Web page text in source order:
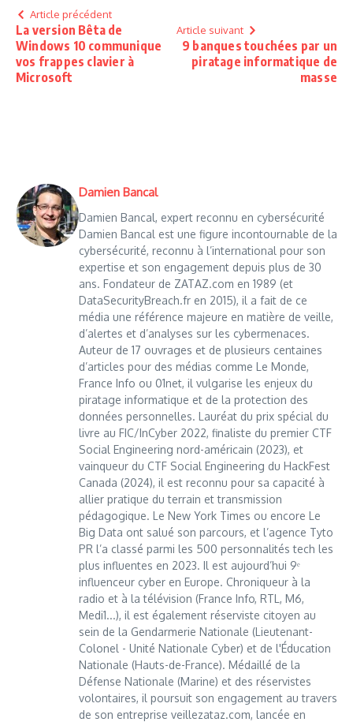
Article précédent
La version Bêta de
Windows 10 communique
vos frappes clavier à
Microsoft
Article suivant
9 banques touchées par un
piratage informatique de
masse
Damien Bancal
Damien Bancal, expert reconnu en cybersécurité
Damien Bancal est une figure incontournable de la
cybersécurité, reconnu à l’international pour son
expertise et son engagement depuis plus de 30
ans. Fondateur de ZATAZ.com en 1989 (et
DataSecurityBreach.fr en 2015), il a fait de ce
média une référence majeure en matière de veille,
d’alertes et d’analyses sur les cybermenaces.
Auteur de 17 ouvrages et de plusieurs centaines
d’articles pour des médias comme Le Monde,
France Info ou 01net, il vulgarise les enjeux du
piratage informatique et de la protection des
données personnelles. Lauréat du prix spécial du
livre au FIC/InCyber 2022, finaliste du premier CTF
Social Engineering nord-américain (2023), et
vainqueur du CTF Social Engineering du HackFest
Canada (2024), il est reconnu pour sa capacité à
allier pratique du terrain et transmission
pédagogique. Le New York Times ou encore Le
Big Data ont salué son parcours, et l’agence Tyto
PR l’a classé parmi les 500 personnalités tech les
plus influentes en 2023. Il est aujourd’hui 9ᵉ
influenceur cyber en Europe. Chroniqueur à la
radio et à la télévision (France Info, RTL, M6,
Medi1...), il est également réserviste citoyen au
sein de la Gendarmerie Nationale (Lieutenant-
Colonel - Unité Nationale Cyber) et de l'Éducation
Nationale (Hauts-de-France). Médaillé de la
Défense Nationale (Marine) et des réservistes
volontaires, il poursuit son engagement au travers
de son entreprise veillezataz.com, lancée en